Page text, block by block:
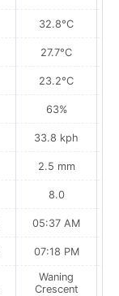
32.8°C
27.7°C
23.2°C
63%
33.8 kph
2.5 mm
8.0
05:37 AM
07:18 PM
Waning
Crescent